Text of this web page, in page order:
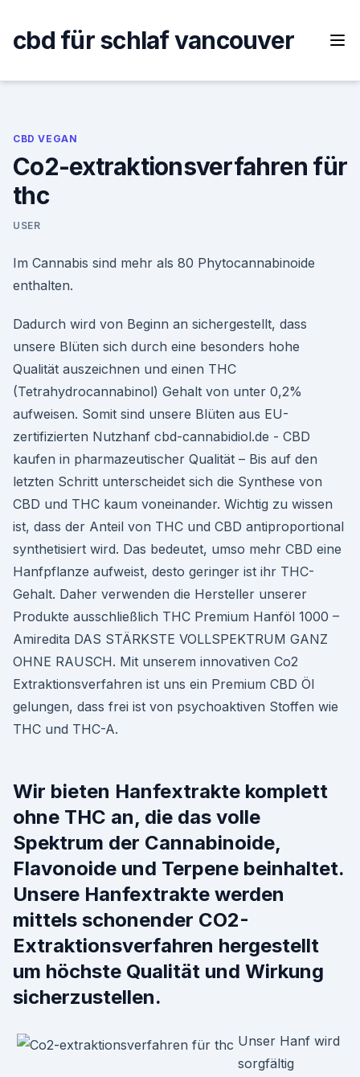
content
cbd für schlaf vancouver
CBD VEGAN
Co2-extraktionsverfahren für
thc
USER
Im Cannabis sind mehr als 80 Phytocannabinoide
enthalten.
Dadurch wird von Beginn an sichergestellt, dass
unsere Blüten sich durch eine besonders hohe
Qualität auszeichnen und einen THC
(Tetrahydrocannabinol) Gehalt von unter 0,2%
aufweisen. Somit sind unsere Blüten aus EU-
zertifizierten Nutzhanf cbd-cannabidiol.de - CBD
kaufen in pharmazeutischer Qualität – Bis auf den
letzten Schritt unterscheidet sich die Synthese von
CBD und THC kaum voneinander. Wichtig zu wissen
ist, dass der Anteil von THC und CBD antiproportional
synthetisiert wird. Das bedeutet, umso mehr CBD eine
Hanfpflanze aufweist, desto geringer ist ihr THC-
Gehalt. Daher verwenden die Hersteller unserer
Produkte ausschließlich THC Premium Hanföl 1000 –
Amiredita DAS STÄRKSTE VOLLSPEKTRUM GANZ
OHNE RAUSCH. Mit unserem innovativen Co2
Extraktionsverfahren ist uns ein Premium CBD Öl
gelungen, dass frei ist von psychoaktiven Stoffen wie
THC und THC-A.
Wir bieten Hanfextrakte komplett
ohne THC an, die das volle
Spektrum der Cannabinoide,
Flavonoide und Terpene beinhaltet.
Unsere Hanfextrakte werden
mittels schonender CO2-
Extraktionsverfahren hergestellt
um höchste Qualität und Wirkung
sicherzustellen.
Unser Hanf wird
sorgfältig